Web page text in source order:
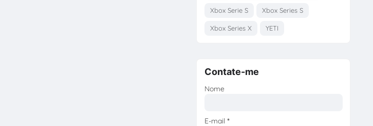
Xbox Serie S Xbox Series S
Xbox Series X YETI
Contate-me
Nome
E-mail *